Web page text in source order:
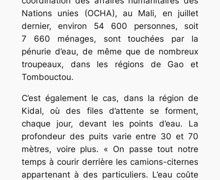
Nations unies (OCHA), au Mali, en juillet
dernier, environ 54 600 personnes, soit
7 660 ménages, sont touchées par la
pénurie d’eau, de même que de nombreux
troupeaux, dans les régions de Gao et
Tombouctou.
C’est également le cas, dans la région de
Kidal, où des files d’attente se forment,
chaque jour, devant les points d’eau. La
profondeur des puits varie entre 30 et 70
mètres, voire plus. « On passe tout notre
temps à courir derrière les camions-citernes
appartenant à des particuliers. L’eau coûte